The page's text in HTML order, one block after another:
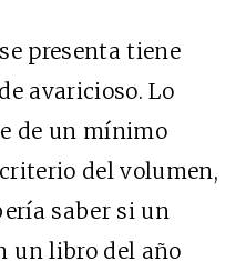
presenta tiene
avaricioso. Lo
de un mínimo
del volumen,
saber si un
un libro del año